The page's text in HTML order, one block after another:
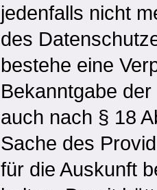
jedenfalls nicht
des
bestehe eine
Bekanntgabe
auch nach § 18
Sache des
für die Auskunft